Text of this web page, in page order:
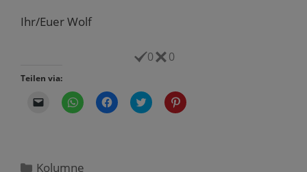
Ihr/Euer Wolf
0 0
Teilen via:
K
l
K
l
K
l
K
l
Kategorien
Kolumne